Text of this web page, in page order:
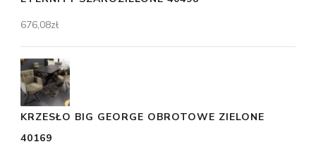
676,08zł
KRZESŁO BIG GEORGE OBROTOWE ZIELONE
40169